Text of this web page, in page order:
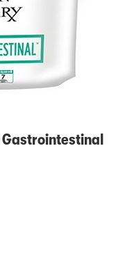
Gastrointestinal